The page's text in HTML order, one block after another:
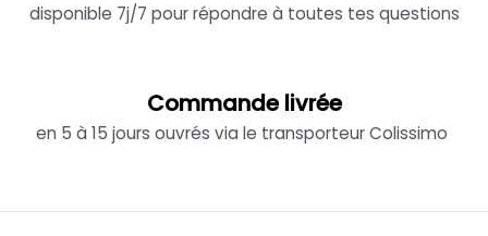
disponible 7j/7 pour répondre à toutes tes questions
Commande livrée
en 5 à 15 jours ouvrés via le transporteur Colissimo